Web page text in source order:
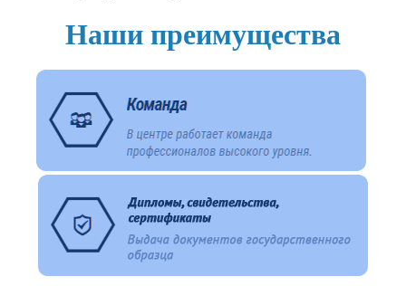
Наши преимущества